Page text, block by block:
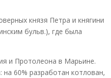
князя Петра и княгини
бульв.), где была
и Протолеона в Марьине.
60% разработан котлован,